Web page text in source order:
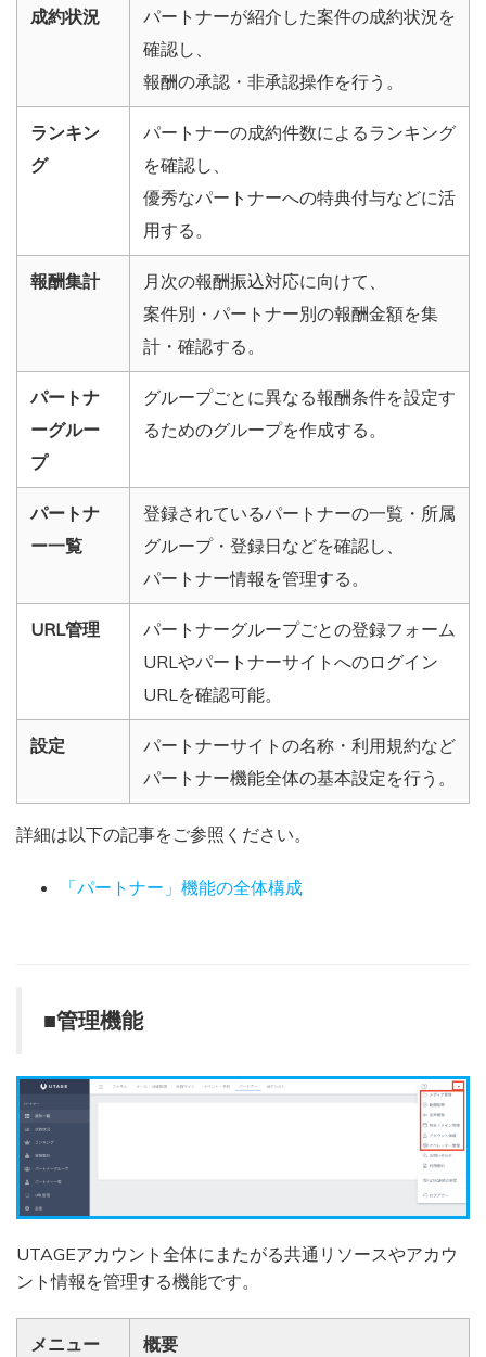
成約状況
パートナーが紹介した案件の成約状況を
確認し、
報酬の承認・非承認操作を行う。
ランキン
グ
パートナーの成約件数によるランキング
を確認し、
優秀なパートナーへの特典付与などに活
用する。
報酬集計
月次の報酬振込対応に向けて、
案件別・パートナー別の報酬金額を集
計・確認する。
パートナ
ーグルー
プ
グループごとに異なる報酬条件を設定す
るためのグループを作成する。
パートナ
ー一覧
登録されているパートナーの一覧・所属
グループ・登録日などを確認し、
パートナー情報を管理する。
URL管理
パートナーグループごとの登録フォーム
URLやパートナーサイトへのログイン
URLを確認可能。
設定
パートナーサイトの名称・利用規約など
パートナー機能全体の基本設定を行う。
詳細は以下の記事をご参照ください。
「パートナー」機能の全体構成
■管理機能
UTAGEアカウント全体にまたがる共通リソースやアカウ
ント情報を管理する機能です。
メニュー 概要